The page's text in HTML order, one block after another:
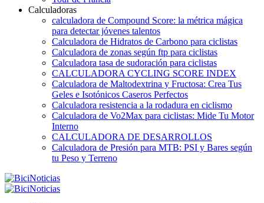
Calculadoras
calculadora de Compound Score: la métrica mágica
para detectar jóvenes talentos
Calculadora de Hidratos de Carbono para ciclistas
Calculadora de zonas según ftp para ciclistas
Calculadora tasa de sudoración para ciclistas
CALCULADORA CYCLING SCORE INDEX
Calculadora de Maltodextrina y Fructosa: Crea Tus
Geles e Isotónicos Caseros Perfectos
Calculadora resistencia a la rodadura en ciclismo
Calculadora de Vo2Max para ciclistas: Mide Tu Motor
Interno
CALCULADORA DE DESARROLLOS
Calculadora de Presión para MTB: PSI y Bares según
tu Peso y Terreno